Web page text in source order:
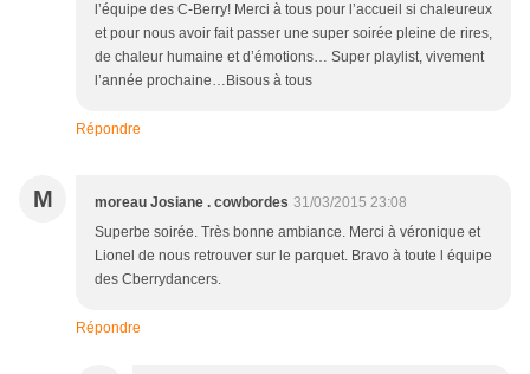
l’équipe des C-Berry! Merci à tous pour l’accueil si chaleureux
et pour nous avoir fait passer une super soirée pleine de rires,
de chaleur humaine et d’émotions… Super playlist, vivement
l’année prochaine…Bisous à tous
Répondre
M moreau Josiane . cowbordes 31/03/2015 23:08
Superbe soirée. Très bonne ambiance. Merci à véronique et
Lionel de nous retrouver sur le parquet. Bravo à toute l équipe
des Cberrydancers.
Répondre